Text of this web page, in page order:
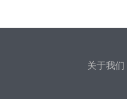
关于我们